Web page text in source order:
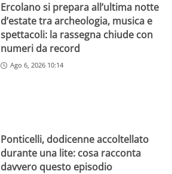
Ercolano si prepara all’ultima notte
d’estate tra archeologia, musica e
spettacoli: la rassegna chiude con
numeri da record
Ago 6, 2026 10:14
Ponticelli, dodicenne accoltellato
durante una lite: cosa racconta
davvero questo episodio